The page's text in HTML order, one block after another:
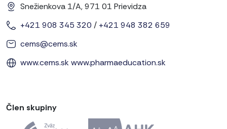
Snežienkova 1/A, 971 01 Prievidza
+421 908 345 320 / +421 948 382 659
cems@cems.sk
www.cems.skwww.pharmaeducation.sk
Člen skupiny